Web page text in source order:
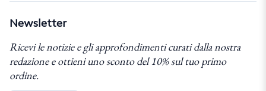
Newsletter
Ricevi le notizie e gli approfondimenti curati dalla nostra
redazione e ottieni uno sconto del 10% sul tuo primo
ordine.